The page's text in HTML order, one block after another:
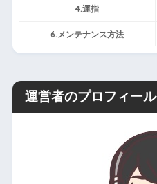
4.運指
6.メンテナンス方法
運営者のプロフィール